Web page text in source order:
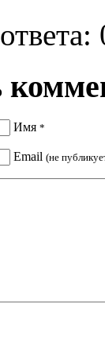
Имя *
Email (не